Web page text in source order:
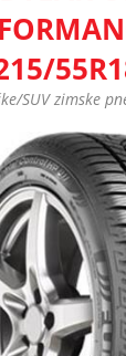
SUV zimske